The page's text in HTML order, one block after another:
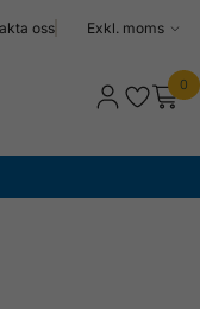
oss
Välj
0